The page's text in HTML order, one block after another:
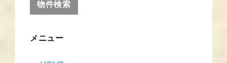
メニュー